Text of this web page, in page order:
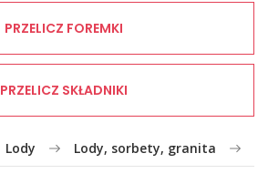
PRZELICZ FOREMKI
PRZELICZ SKŁADNIKI
Lody Lody, sorbety, granita